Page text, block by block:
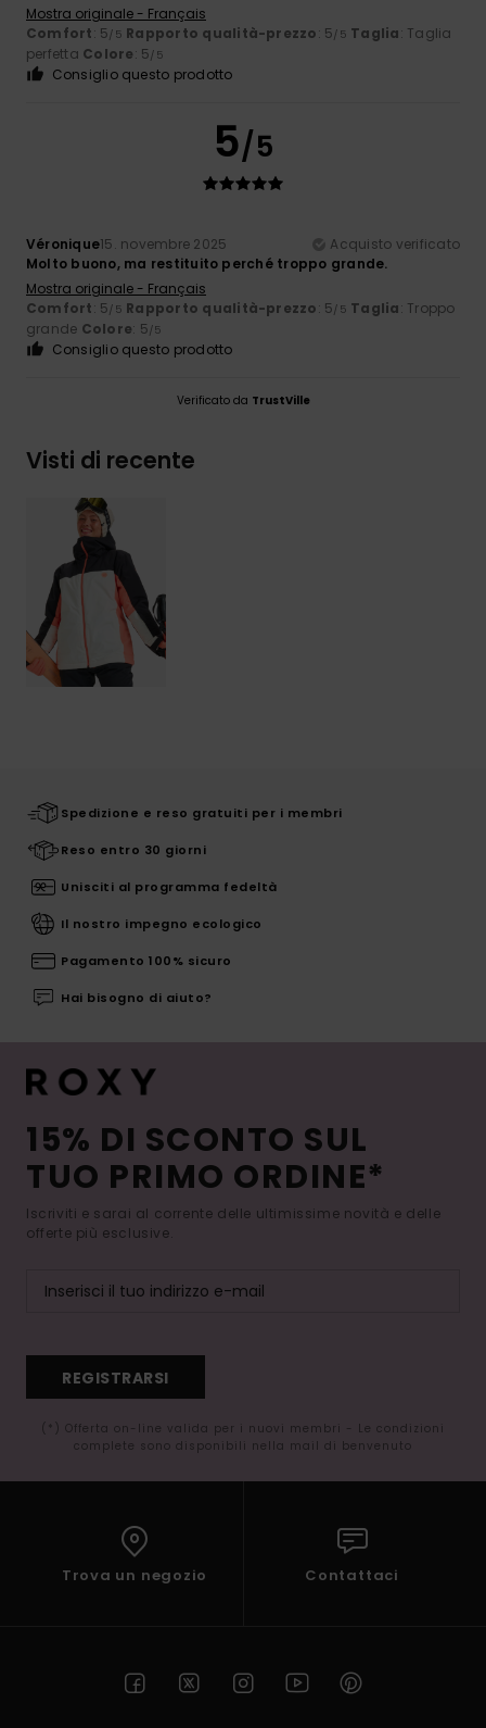
Mostra originale - Français
Comfort: 5/5 Rapporto qualità-prezzo: 5/5 Taglia: Taglia
perfetta Colore: 5/5
Consiglio questo prodotto
5/5
Véronique15. novembre 2025
Acquisto verificato
Molto buono, ma restituito perché troppo grande.
Mostra originale - Français
Comfort: 5/5 Rapporto qualità-prezzo: 5/5 Taglia: Troppo
grande Colore: 5/5
Consiglio questo prodotto
Verificato da TrustVille
Visti di recente
Spedizione e reso gratuiti per i membri
Reso entro 30 giorni
Unisciti al programma fedeltà
Il nostro impegno ecologico
Pagamento 100% sicuro
Hai bisogno di aiuto?
15% DI SCONTO SUL
TUO PRIMO ORDINE*
Iscriviti e sarai al corrente delle ultimissime novità e delle
offerte più esclusive.
REGISTRARSI
(*) Offerta on-line valida per i nuovi membri - Le condizioni
complete sono disponibili nella mail di benvenuto
Trova un negozio Contattaci